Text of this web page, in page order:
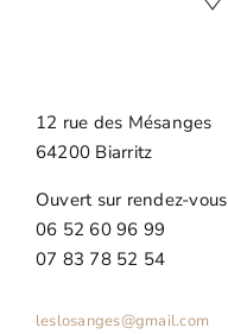
12 rue des Mésanges
64200 Biarritz
Ouvert sur rendez-vous
06 52 60 96 99
07 83 78 52 54
leslosanges@gmail.com